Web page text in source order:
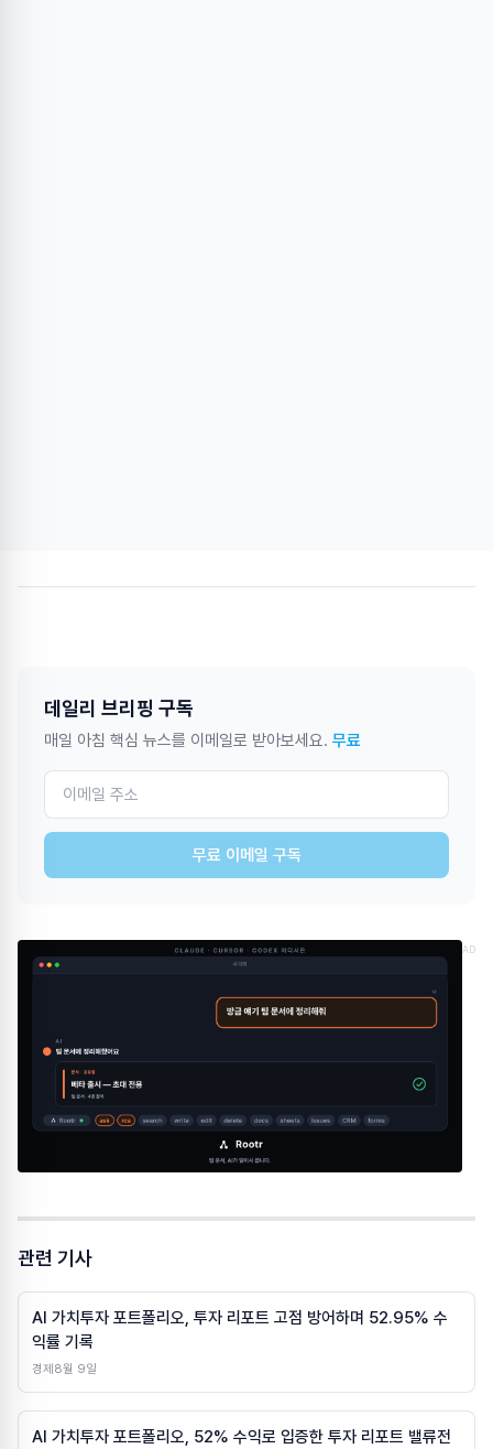
데일리 브리핑 구독
매일 아침 핵심 뉴스를 이메일로 받아보세요. 무료
무료 이메일 구독
AD
관련 기사
AI 가치투자 포트폴리오, 투자 리포트 고점 방어하며 52.95% 수
익률 기록
경제 8월 9일
AI 가치투자 포트폴리오, 52% 수익로 입증한 투자 리포트 밸류전